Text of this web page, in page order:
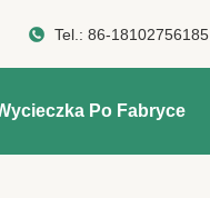
Tel.:86-18102756185
Po Fabryce